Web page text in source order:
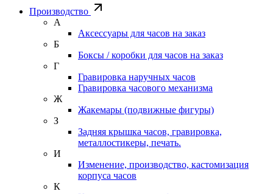
Производство
А
Аксессуары для часов на заказ
Б
Боксы / коробки для часов на заказ
Г
Гравировка наручных часов
Гравировка часового механизма
Ж
Жакемары (подвижные фигуры)
З
Задняя крышка часов, гравировка,
металлостикеры, печать.
И
Изменение, производство, кастомизация
корпуса часов
К